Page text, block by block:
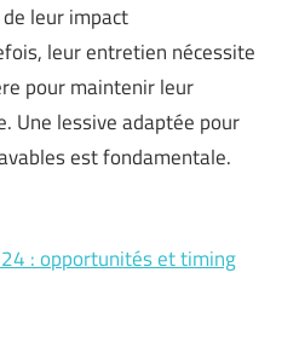
leur impact
leur entretien nécessite
pour maintenir leur
Une lessive adaptée pour
est fondamentale.
: opportunités et timing